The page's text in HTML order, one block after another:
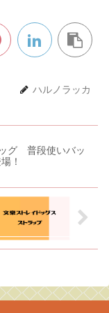
ハルノラッカ
グ 普段使いバッ
！